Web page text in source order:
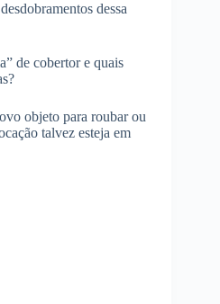
dessa
de cobertor e quais
objeto para roubar ou
talvez esteja em